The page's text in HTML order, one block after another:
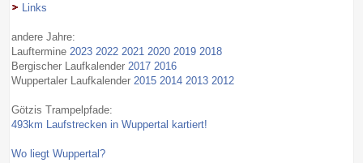
Links
andere Jahre:
Lauftermine 2023 2022 2021 2020 2019 2018
Bergischer Laufkalender 2017 2016
Wuppertaler Laufkalender 2015 2014 2013 2012
Götzis Trampelpfade:
493km Laufstrecken in Wuppertal kartiert!
Wo liegt Wuppertal?